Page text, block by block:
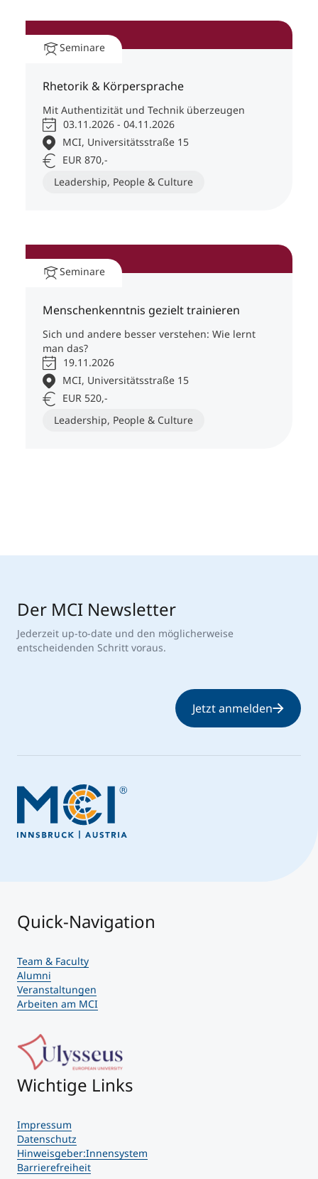
Seminare
Rhetorik & Körpersprache
Mit Authentizität und Technik überzeugen
03.11.2026 - 04.11.2026
MCI, Universitätsstraße 15
EUR 870,-
Leadership, People & Culture
Seminare
Menschenkenntnis gezielt trainieren
Sich und andere besser verstehen: Wie lernt
man das?
19.11.2026
MCI, Universitätsstraße 15
EUR 520,-
Leadership, People & Culture
Der MCI Newsletter
Jederzeit up-to-date und den möglicherweise
entscheidenden Schritt voraus.
Jetzt anmelden
Quick-Navigation
Team & Faculty
Alumni
Veranstaltungen
Arbeiten am MCI
Wichtige Links
Impressum
Datenschutz
Hinweisgeber:Innensystem
Barrierefreiheit